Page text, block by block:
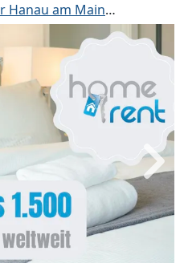
Hanau am Main